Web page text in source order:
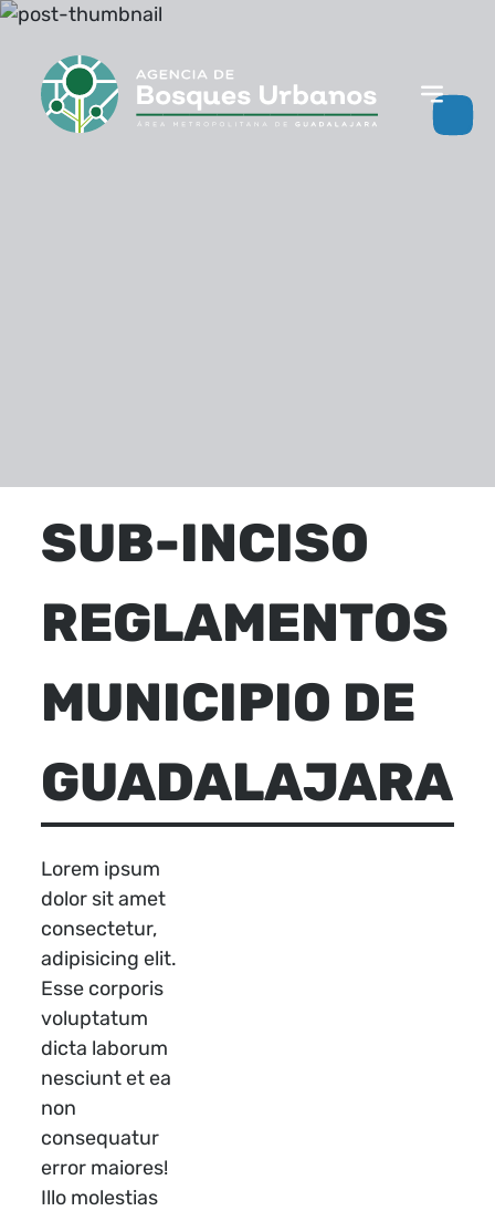
SUB-INCISO
REGLAMENTOS
MUNICIPIO DE
GUADALAJARA
Lorem ipsum
dolor sit amet
consectetur,
adipisicing elit.
Esse corporis
voluptatum
dicta laborum
nesciunt et ea
non
consequatur
error maiores!
Illo molestias